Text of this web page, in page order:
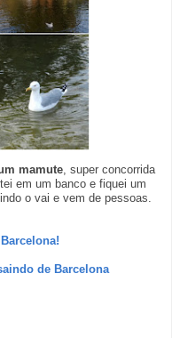
mamute, super concorrida
em um banco e fiquei um
o vai e vem de pessoas.
de Barcelona